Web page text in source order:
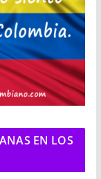
EN LOS